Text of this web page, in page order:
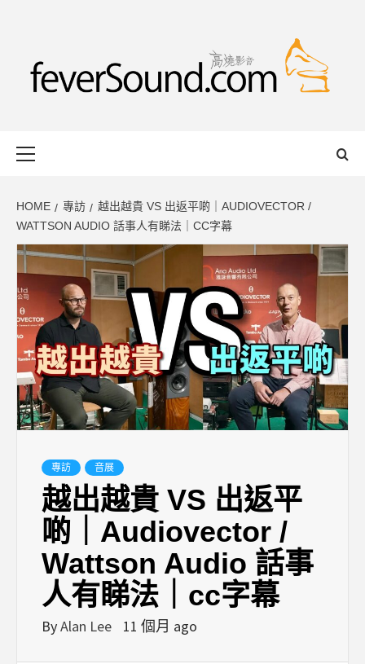
HOME 專訪
越出越貴 VS 出返平啲｜AUDIOVECTOR /
WATTSON AUDIO 話事人有睇法｜CC字幕
專訪 音展
越出越貴 VS 出返平
啲｜Audiovector /
Wattson Audio 話事
人有睇法｜cc字幕
ByAlan Lee 11 個月 ago